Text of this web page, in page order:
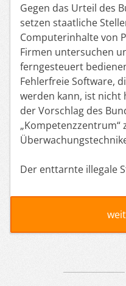
Gegen das Urteil des
setzen staatliche
Computerinhalte von
Firmen untersuchen
ferngesteuert
Fehlerfreie Software,
werden kann, ist nicht
der Vorschlag des
Der enttarnte illegale